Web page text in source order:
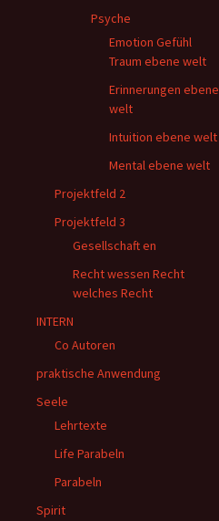
Psyche
Emotion Gefühl
Traum ebene welt
Erinnerungen ebene
welt
Intuition ebene welt
Mental ebene welt
Projektfeld 2
Projektfeld 3
Gesellschaft en
Recht wessen Recht
welches Recht
INTERN
Co Autoren
praktische Anwendung
Seele
Lehrtexte
Life Parabeln
Parabeln
Spirit